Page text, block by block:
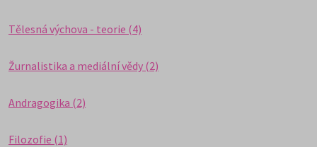
Tělesná výchova - teorie (4)
Žurnalistika a mediální vědy (2)
Andragogika (2)
Filozofie (1)